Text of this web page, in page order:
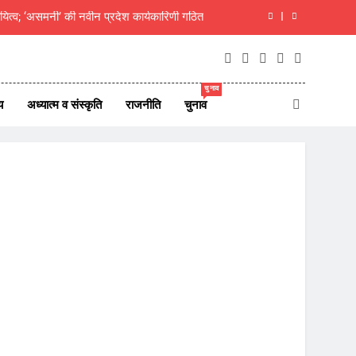
‘असमनी’ की नवीन प्रदेश कार्यकारिणी गठित
का राजस्थानी मोट्यार परिषद ने किया अभिनंदन
जीवन परिवर्तन का आधार- मुक्तांजना श्री जी
अध्यात्म व संस्कृति राजनीति चुनाव
चुनाव